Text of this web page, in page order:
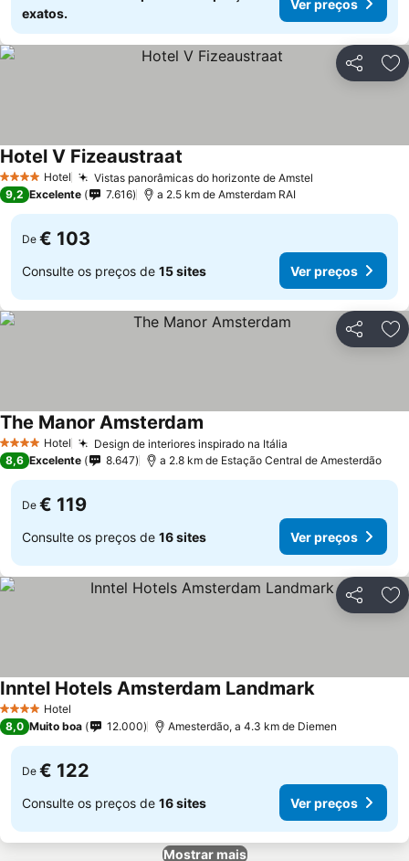
exatos.
Ver preços
Partilhar
4 EstrelasHotel Vistas panorâmicas do horizonte de Amstel
Hotel V Fizeaustraat
9,2 Excelente 7.616 a 2.5 km de Amsterdam RAI
De € 103
Consulte os preços de 15 sites Ver preços
Partilhar
4 EstrelasHotel Design de interiores inspirado na Itália
The Manor Amsterdam
8,6 Excelente 8.647 a 2.8 km de Estação Central de Amesterdão
De € 119
Consulte os preços de 16 sites Ver preços
Partilhar
4 EstrelasHotel
Inntel Hotels Amsterdam Landmark
8,0 Muito boa 12.000 Amesterdão, a 4.3 km de Diemen
De € 122
Consulte os preços de 16 sites Ver preços
Mostrar mais